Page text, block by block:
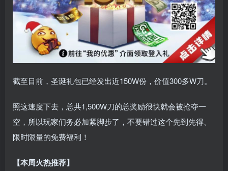
截至目前，圣诞礼包已经发出近150W份，价值300多W刀。
照这速度下去，总共1,500W刀的总奖励很快就会被抢夺一
空，所以玩家们务必加紧脚步了，不要错过这个先到先得、
限时限量的免费福利！
【本周火热推荐】